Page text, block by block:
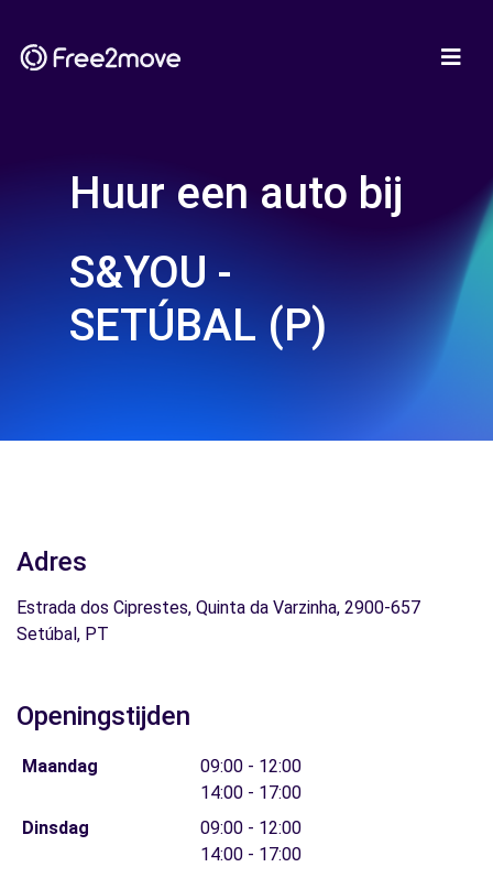
Huur een auto bij
S&YOU -
SETÚBAL (P)
Adres
Estrada dos Ciprestes, Quinta da Varzinha, 2900-657
Setúbal, PT
Openingstijden
Maandag
09:00 - 12:00
14:00 - 17:00
Dinsdag
09:00 - 12:00
14:00 - 17:00